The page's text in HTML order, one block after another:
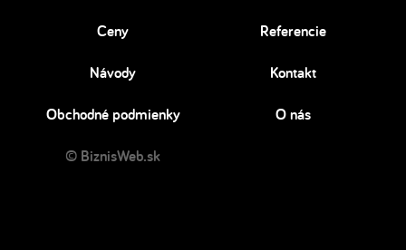
Ceny Referencie
Návody Kontakt
Obchodné podmienky O nás
© BiznisWeb.sk